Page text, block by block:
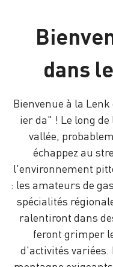
dans
Bienvenue à la
ier da" ! Le long
vallée,
échappez au
l'environnement
: les amateurs de
spécialités
ralentiront dans
feront grimper
d'activités variées.